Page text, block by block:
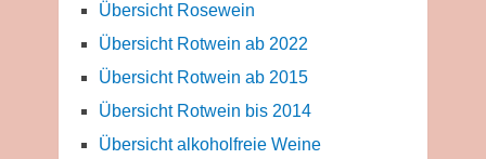
Übersicht Rosewein
Übersicht Rotwein ab 2022
Übersicht Rotwein ab 2015
Übersicht Rotwein bis 2014
Übersicht alkoholfreie Weine